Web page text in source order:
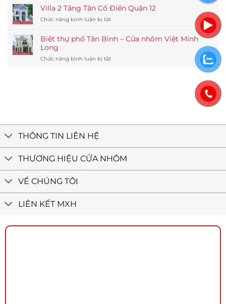
muối
tạo,
điểm,
giá
Thự
Cà
Mau
Giải
nhôm
Villa 2 Tầng Tân Cổ Điển Quận 12
Chức năng bình luận bị tắtở
Tầng
Cổ
Biệt thự phố Tân Bình – Cửa nhôm Việt Minh
Long
Chức năng bình luận bị tắtở
Long
THÔNG TIN LIÊN HỆ
THƯƠNG HIỆU CỬA NHÔM
VỀ CHÚNG TÔI
LIÊN KẾT MXH